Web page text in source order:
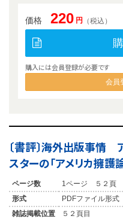
価格 220 円 （税込）
購入には会員登録が必要です
会員
〔書評〕海外出版事情
スターの「アメリカ擁護
ページ数
1ページ ５２頁
形式
PDFファイル形式
雑誌掲載位置
５２頁目